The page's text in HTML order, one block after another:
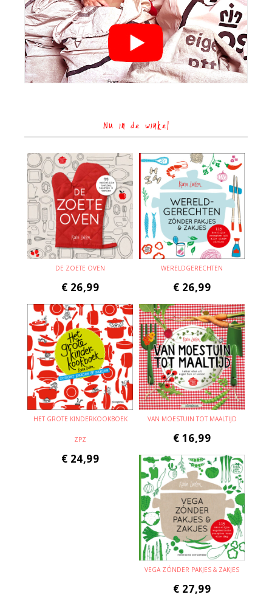
Nu in de winkel
DE ZOETE OVEN
€ 26,99
WERELDGERECHTEN
€ 26,99
HET GROTE KINDERKOOKBOEK
ZPZ
€ 24,99
VAN MOESTUIN TOT MAALTIJD
€ 16,99
VEGA ZÓNDER PAKJES & ZAKJES
€ 27,99